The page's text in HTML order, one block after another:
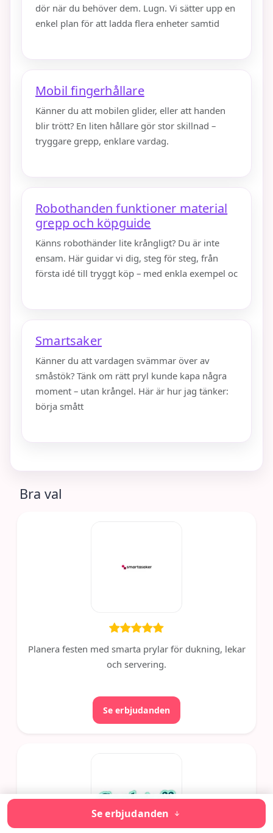
dör när du behöver dem. Lugn. Vi sätter upp en
enkel plan för att ladda flera enheter samtid
Mobil fingerhållare
Känner du att mobilen glider, eller att handen
blir trött? En liten hållare gör stor skillnad –
tryggare grepp, enklare vardag.
Robothanden funktioner material
grepp och köpguide
Känns robothänder lite krångligt? Du är inte
ensam. Här guidar vi dig, steg för steg, från
första idé till tryggt köp – med enkla exempel oc
Smartsaker
Känner du att vardagen svämmar över av
småstök? Tänk om rätt pryl kunde kapa några
moment – utan krångel. Här är hur jag tänker:
börja smått
Bra val
Planera festen med smarta prylar för dukning, lekar
och servering.
Se erbjudanden
Se erbjudanden